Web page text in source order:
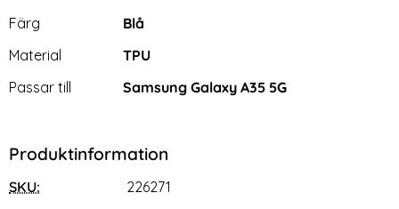
[2-Pack] Samsung A35 5G
Egenskaper/attribut för denna produkt
Attribut
Färg
Blå
Material
TPU
Passar till
Samsung Galaxy A35 5G
Produktinformation
SKU: 226271